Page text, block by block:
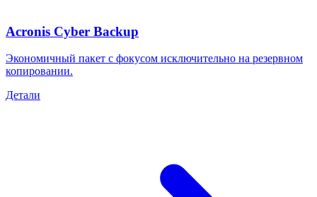
Acronis Cyber Backup
Экономичный пакет с фокусом исключительно на резервном
копировании.
Детали